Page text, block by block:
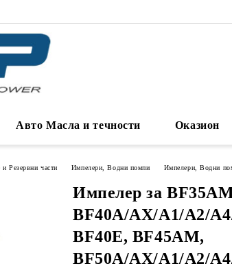
Авто Масла и течности Оказион
Резервни части Импелери, Водни помпи Импелери, Водни
Импелер за
BF40A/AX/A1/A2/
BF40E, BF45AM,
BF50A/AX/A1/A2/